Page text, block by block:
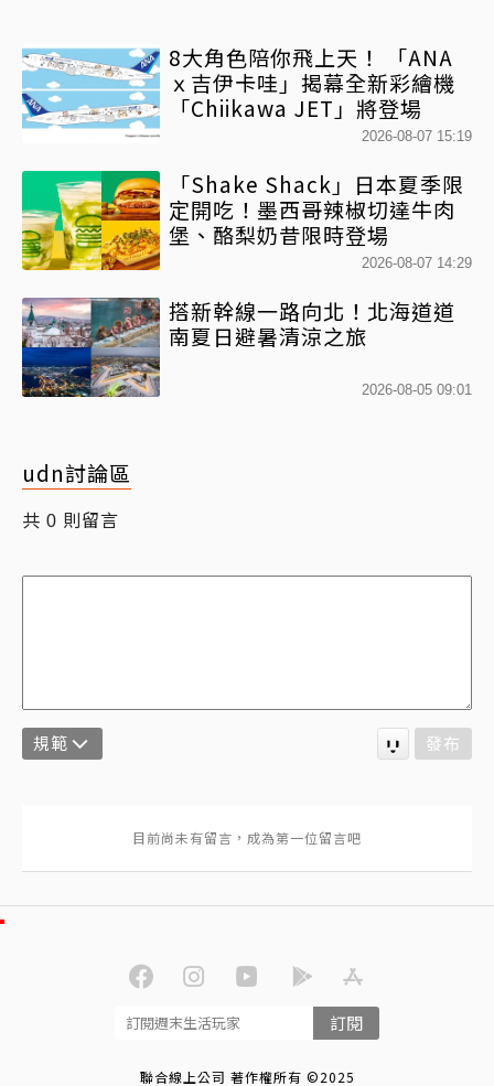
8大角色陪你飛上天！ 「ANA
ｘ吉伊卡哇」揭幕全新彩繪機
「Chiikawa JET」將登場
2026-08-07 15:19
「Shake Shack」日本夏季限
定開吃！墨西哥辣椒切達牛肉
堡、酪梨奶昔限時登場
2026-08-07 14:29
搭新幹線一路向北！北海道道
南夏日避暑清涼之旅
2026-08-05 09:01
udn討論區
共 0 則留言
規範 發布
訂閱
聯合線上公司 著作權所有 ©2025